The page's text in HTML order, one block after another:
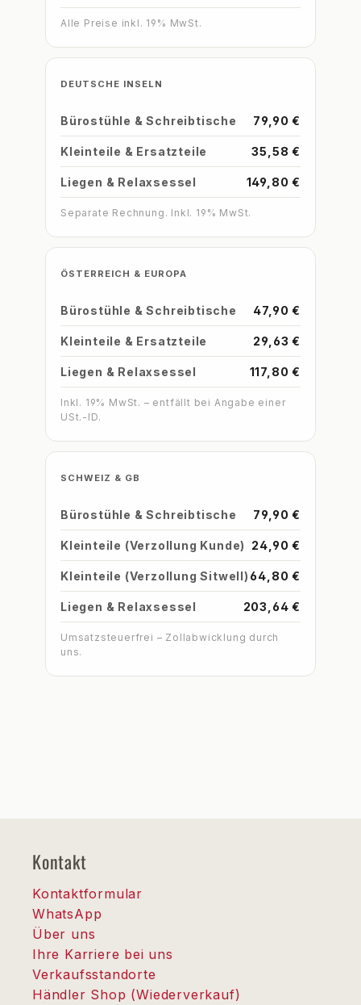
Alle Preise inkl. 19% MwSt.
DEUTSCHE INSELN
Bürostühle & Schreibtische 79,90 €
Kleinteile & Ersatzteile 35,58 €
Liegen & Relaxsessel 149,80 €
Separate Rechnung. Inkl. 19% MwSt.
ÖSTERREICH & EUROPA
Bürostühle & Schreibtische 47,90 €
Kleinteile & Ersatzteile 29,63 €
Liegen & Relaxsessel 117,80 €
Inkl. 19% MwSt. – entfällt bei Angabe einer
USt.-ID.
SCHWEIZ & GB
Bürostühle & Schreibtische 79,90 €
Kleinteile (Verzollung Kunde) 24,90 €
Kleinteile (Verzollung Sitwell) 64,80 €
Liegen & Relaxsessel 203,64 €
Umsatzsteuerfrei – Zollabwicklung durch
uns.
Kontakt
Kontaktformular
WhatsApp
Über uns
Ihre Karriere bei uns
Verkaufsstandorte
Händler Shop (Wiederverkauf)